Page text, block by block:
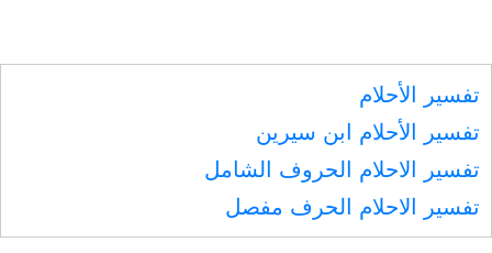
تفسير الأحلام
تفسير الأحلام ابن سيرين
تفسير الاحلام الحروف الشامل
تفسير الاحلام الحرف مفصل